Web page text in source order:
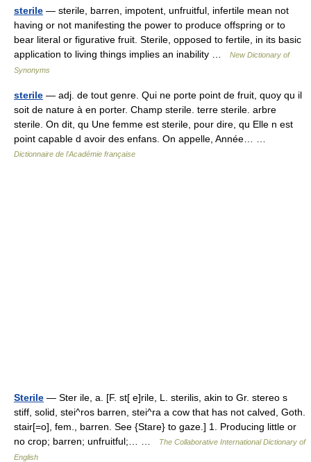
sterile — sterile, barren, impotent, unfruitful, infertile mean not
having or not manifesting the power to produce offspring or to
bear literal or figurative fruit. Sterile, opposed to fertile, in its basic
application to living things implies an inability …
New Dictionary of
Synonyms
sterile — adj. de tout genre. Qui ne porte point de fruit, quoy qu il
soit de nature à en porter. Champ sterile. terre sterile. arbre
sterile. On dit, qu Une femme est sterile, pour dire, qu Elle n est
point capable d avoir des enfans. On appelle, Année… …
Dictionnaire de l'Académie française
Sterile — Ster ile, a. [F. st[ e]rile, L. sterilis, akin to Gr. stereo s
stiff, solid, stei^ros barren, stei^ra a cow that has not calved, Goth.
stair[=o], fem., barren. See {Stare} to gaze.] 1. Producing little or
no crop; barren; unfruitful;… …
The Collaborative International Dictionary of
English